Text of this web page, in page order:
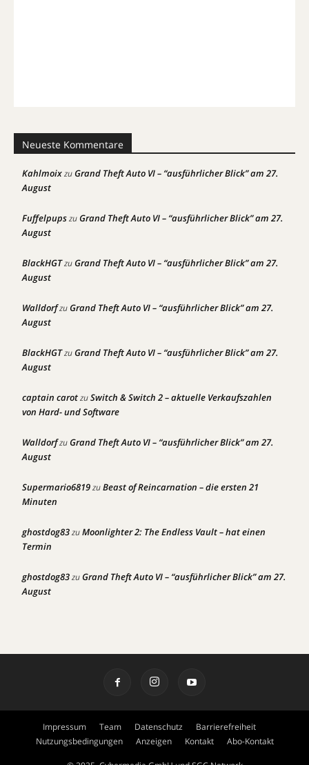
Neueste Kommentare
KahlmoixzuGrand Theft Auto VI – “ausführlicher Blick” am 27.
August
FuffelpupszuGrand Theft Auto VI – “ausführlicher Blick” am 27.
August
BlackHGTzuGrand Theft Auto VI – “ausführlicher Blick” am 27.
August
WalldorfzuGrand Theft Auto VI – “ausführlicher Blick” am 27.
August
BlackHGTzuGrand Theft Auto VI – “ausführlicher Blick” am 27.
August
captain carotzuSwitch & Switch 2 – aktuelle Verkaufszahlen
von Hard- und Software
WalldorfzuGrand Theft Auto VI – “ausführlicher Blick” am 27.
August
Supermario6819zuBeast of Reincarnation – die ersten 21
Minuten
ghostdog83zuMoonlighter 2: The Endless Vault – hat einen
Termin
ghostdog83zuGrand Theft Auto VI – “ausführlicher Blick” am 27.
August
Impressum Team Datenschutz
Barrierefreiheit
Nutzungsbedingungen
Anzeigen Kontakt Abo-Kontakt